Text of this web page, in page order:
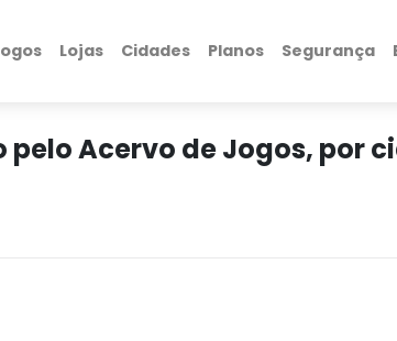
Lojas Cidades Planos Segurança
Acervo de Jogos, por